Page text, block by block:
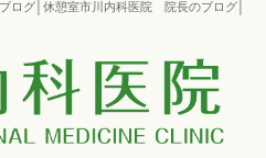
ログ│休憩室市川内科医院 院長のブログ│